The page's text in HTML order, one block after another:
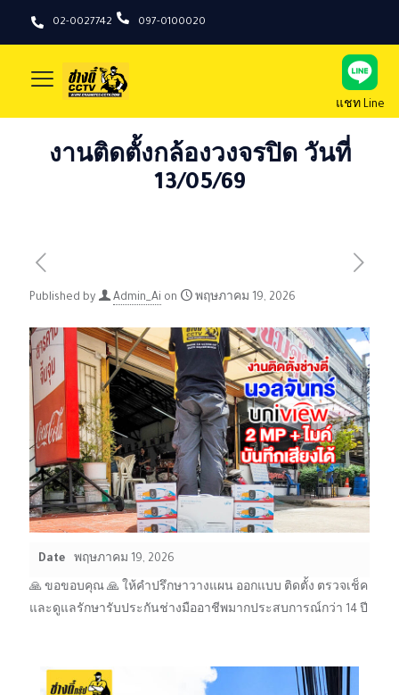
02-0027742 097-0100020
แชท Line
งานติดตั้งกล้องวงจรปิด วันที่
13/05/69
Published by Admin_Ai on พฤษภาคม 19, 2026
Date พฤษภาคม 19, 2026
🙏 ขอขอบคุณ 🙏 ให้คำปรึกษาวางแผน ออกแบบ ติดตั้ง ตรวจเช็ค
และดูแลรักษารับประกันช่างมืออาชีพมากประสบการณ์กว่า 14 ปี